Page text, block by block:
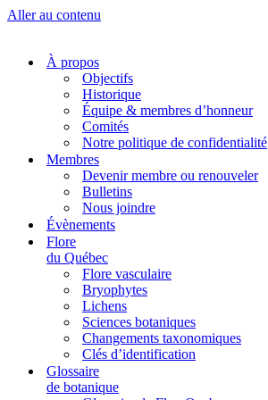
Aller au contenu
À propos
Objectifs
Historique
Équipe & membres d’honneur
Comités
Notre politique de confidentialité
Membres
Devenir membre ou renouveler
Bulletins
Nous joindre
Évènements
Flore
du Québec
Flore vasculaire
Bryophytes
Lichens
Sciences botaniques
Changements taxonomiques
Clés d’identification
Glossaire
de botanique